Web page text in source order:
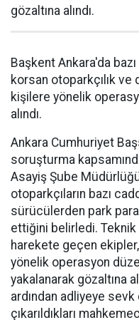
gözaltına alındı.
Başkent Ankara'da
korsan otoparkçılık ve
kişilere yönelik
alındı.
Ankara Cumhuriyet
soruşturma
Asayiş Şube
otoparkçıların bazı
sürücülerden park
ettiğini belirledi. Teknik
harekete geçen
yönelik operasyon
yakalanarak gözaltına
ardından adliyeye
çıkarıldıkları